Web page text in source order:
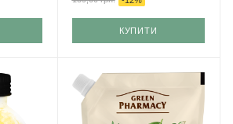
КУПИТИ